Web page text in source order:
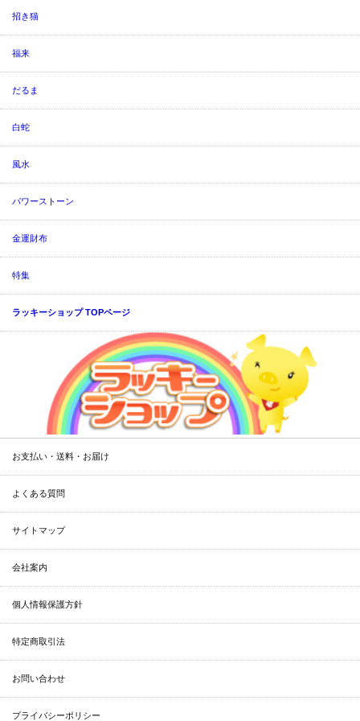
招き猫
福来
だるま
白蛇
風水
パワーストーン
金運財布
特集
ラッキーショップ TOPページ
お支払い・送料・お届け
よくある質問
サイトマップ
会社案内
個人情報保護方針
特定商取引法
お問い合わせ
プライバシーポリシー